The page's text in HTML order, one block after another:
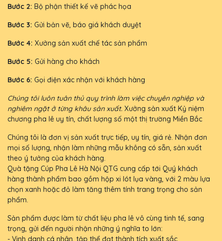
Bước 2: Bộ phận thiết kế vẽ phác họa
Bước 3: Gửi bản vẽ, báo giá khách duyệt
Bước 4: Xưởng sản xuất chế tác sản phẩm
Bước 5: Gửi hàng cho khách
Bước 6: Gọi điện xác nhận với khách hàng
Chúng tôi luôn tuân thủ quy trình làm việc chuyên nghiệp và
nghiêm ngặt ở từng khâu sản xuất. Xưởng sản xuất Kỷ niệm
chương pha lê uy tín, chất lượng số một thị trường Miền Bắc
Chúng tôi là đơn vị sản xuất trực tiếp, uy tín, giá rẻ. Nhận đơn
mọi số lượng, nhận làm những mẫu không có sẵn, sản xuất
theo ý tưởng của khách hàng.
Quà tặng Cúp Pha Lê Hà Nội QTG cung cấp tới Quý khách
hàng thành phẩm bao gồm hộp xi lót lụa vàng, với 2 màu lựa
chọn xanh hoặc đỏ làm tăng thêm tính trang trọng cho sản
phẩm.
Sản phẩm được làm từ chất liệu pha lê vô cùng tinh tế, sang
trọng, gửi đến người nhận những ý nghĩa to lớn: